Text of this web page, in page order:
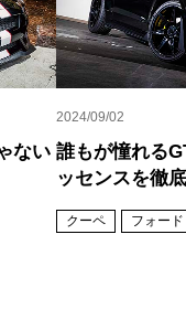
ない
2024/09/02
誰もが憧れる
ッセンスを徹
クーペ フォード